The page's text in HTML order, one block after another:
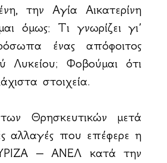
την Αγία Αικατερίνη
όμως: Τι γνωρίζει γι΄
ένας απόφοιτος
Λυκείου; Φοβούμαι ότι
στοιχεία.
Θρησκευτικών μετά
αλλαγές που επέφερε η
– ΑΝΕΛ κατά την